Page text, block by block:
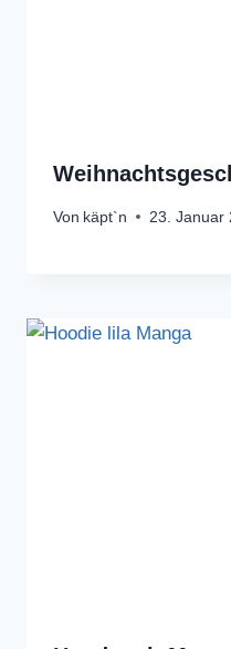
Von käpt`n 23. Januar